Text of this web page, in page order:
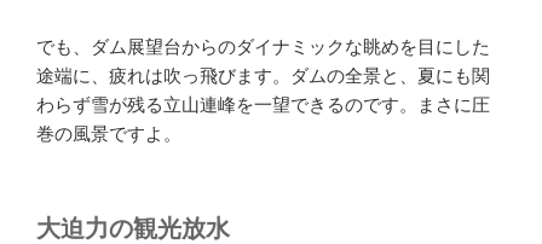
でも、ダム展望台からのダイナミックな眺めを目にした
途端に、疲れは吹っ飛びます。ダムの全景と、夏にも関
わらず雪が残る立山連峰を一望できるのです。まさに圧
巻の風景ですよ。
大迫力の観光放水